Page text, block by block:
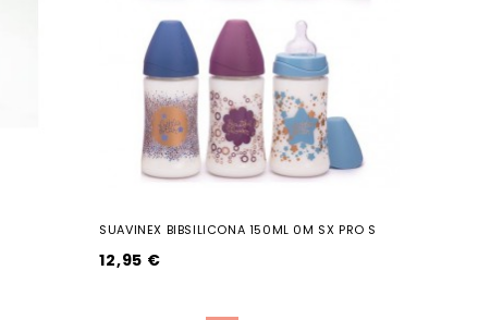
SUAVINEX BIBSILICONA 150ML 0M SX PRO S
12,95 €